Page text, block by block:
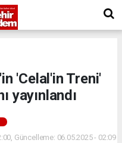
'Celal'in Treni'
yayınlandı
Güncelleme: 06.05.2025 - 02:09